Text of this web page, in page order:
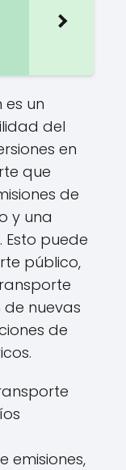
un
del
en
que
de
y una
puede
público,
nuevas
de
emisiones,